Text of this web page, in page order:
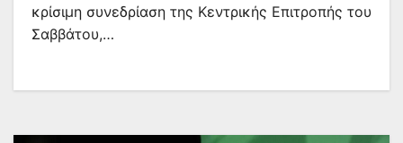
κρίσιμη συνεδρίαση της Κεντρικής Επιτροπής του
Σαββάτου,…